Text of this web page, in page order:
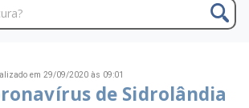
em 29/09/2020 às 09:01
de Sidrolândia